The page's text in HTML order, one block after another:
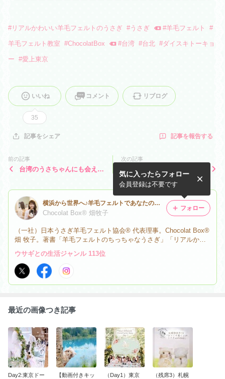
# リアルかわいい羊毛フェルトのうさぎ #うさぎ #羊毛フェルト #
羊毛フェルト教室 #ChocolatBox #台湾 #台北 #ダイスキトーキョ
ー #愛上東京
いいね
35
コメント リブログ
記事をシェア 記事を報告する
前の記事
台湾のうさちゃんにも会えま
次の記事
美好年代-小美好への道順
横浜から世界へ♪羊毛フェルトであなたのうさぎを永遠に✨Chocolat Box(ｼｮｺﾗﾎﾞｯｸｽ）畑 牧子
Chocolat Box®︎ 畑牧子
（一社）日本うさぎ羊毛フェルト協会®︎ 代表理事。Chocolat Box®︎
畑 牧子。著書「羊毛フェルトのちっちゃなうさぎ」「リアルかわ
いい羊毛フェルトのうさぎ」11都道府県、海外6カ国でworkshop
横浜、大阪、オンラインで定期講座。
気に入ったらフォロー
会員登録は不要です
フォロー
ウサギとの生活ジャンル 113位
最近の画像つき記事
Day2:東京ドー
【動画付きキッ
（Day1）東京
（残席3）札幌